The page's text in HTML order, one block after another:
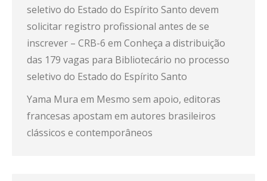
seletivo do Estado do Espírito Santo devem
solicitar registro profissional antes de se
inscrever – CRB-6 em Conheça a distribuição
das 179 vagas para Bibliotecário no processo
seletivo do Estado do Espírito Santo
Yama Mura em Mesmo sem apoio, editoras
francesas apostam em autores brasileiros
clássicos e contemporâneos